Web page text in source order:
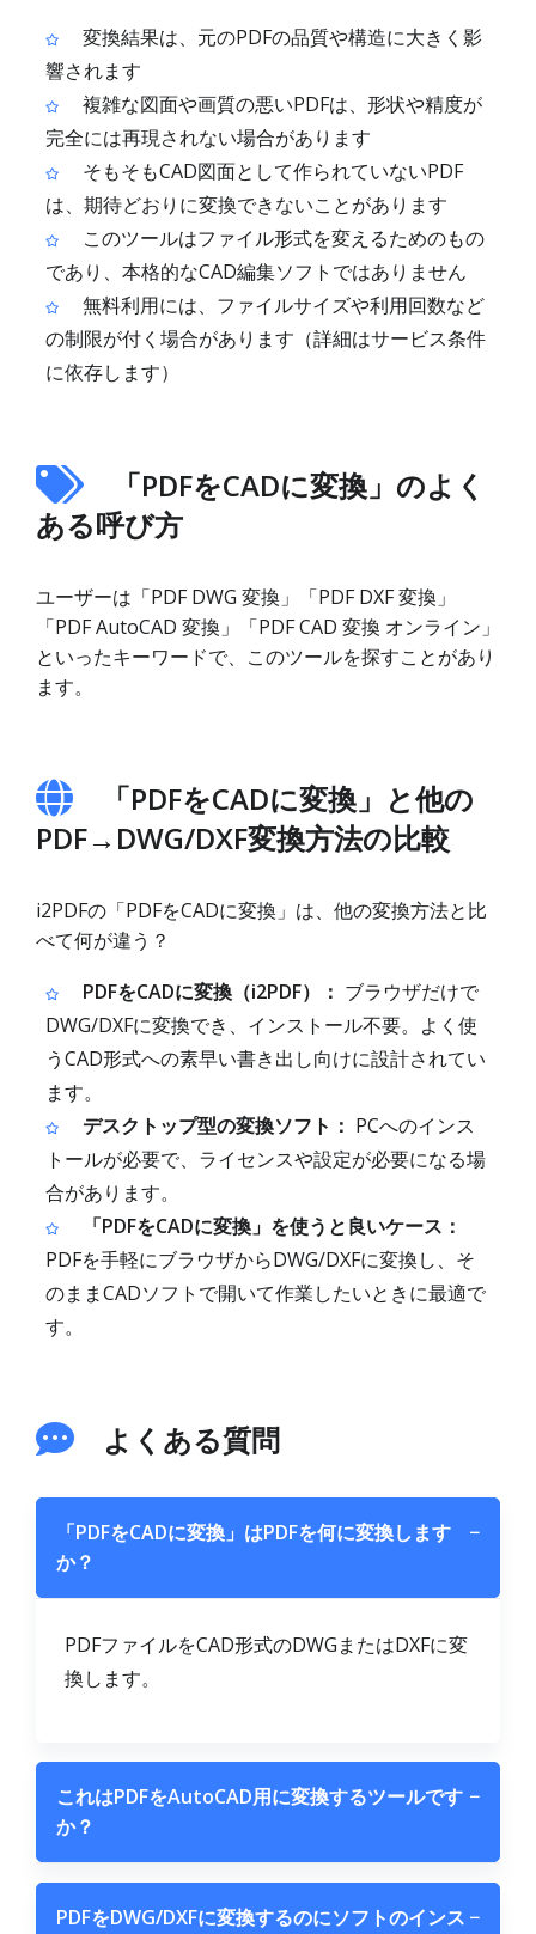
変換結果は、元のPDFの品質や構造に大きく影
響されます
複雑な図面や画質の悪いPDFは、形状や精度が
完全には再現されない場合があります
そもそもCAD図面として作られていないPDF
は、期待どおりに変換できないことがあります
このツールはファイル形式を変えるためのもの
であり、本格的なCAD編集ソフトではありません
無料利用には、ファイルサイズや利用回数など
の制限が付く場合があります（詳細はサービス条件
に依存します）
「PDFをCADに変換」のよく
ある呼び方
ユーザーは「PDF DWG 変換」「PDF DXF 変換」
「PDF AutoCAD 変換」「PDF CAD 変換 オンライン」
といったキーワードで、このツールを探すことがあり
ます。
「PDFをCADに変換」と他の
PDF→DWG/DXF変換方法の比較
i2PDFの「PDFをCADに変換」は、他の変換方法と比
べて何が違う？
PDFをCADに変換（i2PDF）： ブラウザだけで
DWG/DXFに変換でき、インストール不要。よく使
うCAD形式への素早い書き出し向けに設計されてい
ます。
デスクトップ型の変換ソフト： PCへのインス
トールが必要で、ライセンスや設定が必要になる場
合があります。
「PDFをCADに変換」を使うと良いケース：
PDFを手軽にブラウザからDWG/DXFに変換し、そ
のままCADソフトで開いて作業したいときに最適で
す。
よくある質問
「PDFをCADに変換」はPDFを何に変換します
か？
−
PDFファイルをCAD形式のDWGまたはDXFに変
換します。
これはPDFをAutoCAD用に変換するツールです
か？
−
PDFをDWG/DXFに変換するのにソフトのインス −